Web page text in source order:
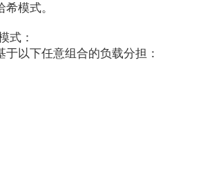
模式。
式：
于以下任意组合的负载分担：